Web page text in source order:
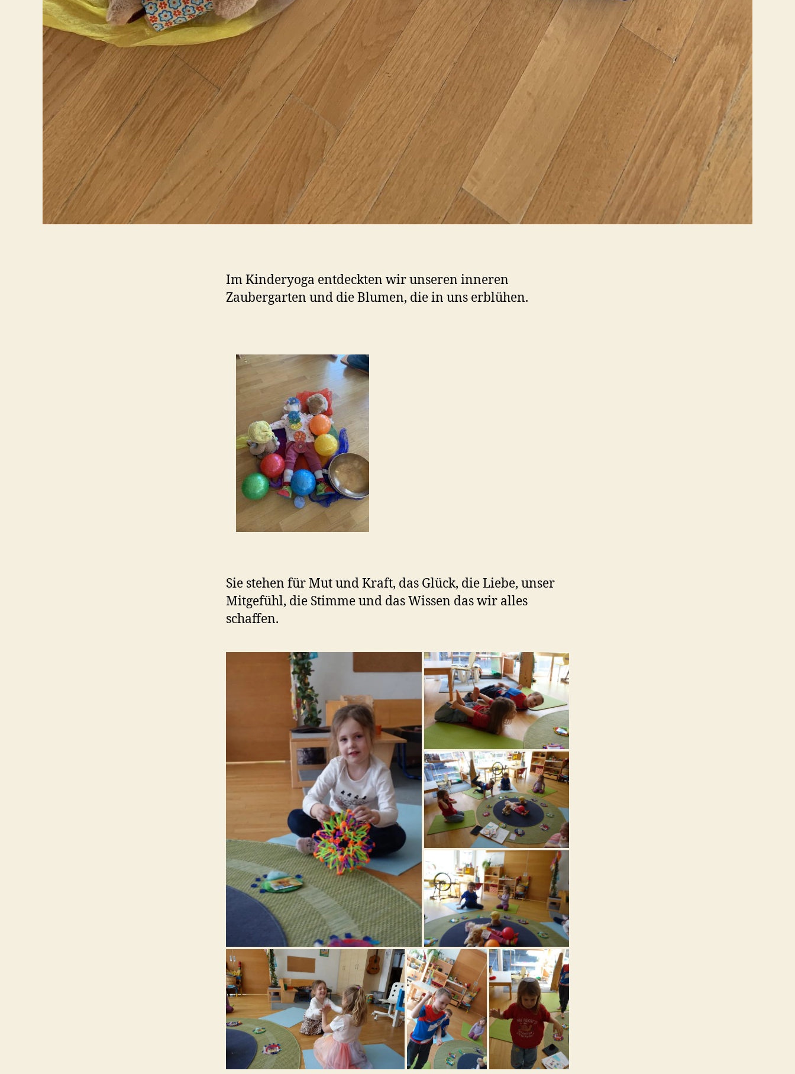
Im Kinderyoga entdeckten wir unseren inneren
Zaubergarten und die Blumen, die in uns erblühen.
Sie stehen für Mut und Kraft, das Glück, die Liebe, unser
Mitgefühl, die Stimme und das Wissen das wir alles
schaffen.